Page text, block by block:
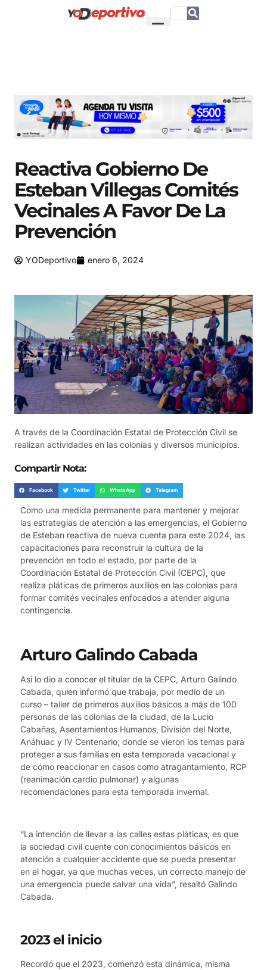
Reactiva Gobierno De
Esteban Villegas Comités
Vecinales A Favor De La
Prevención
YODeportivo enero 6, 2024
A través de la Coordinación Estatal de Protección Civil se
realizan actividades en las colonias y diversos municipios.
Compartir Nota:
Facebook Twitter WhatsApp Telegram
Como una medida permanente para mantener y mejorar
las estrategias de atención a las emergencias, el Gobierno
de Esteban reactiva de nueva cuenta para este 2024, las
capacitaciones para reconstruir la cultura de la
prevención en todo el estado, por parte de la
Coordinación Estatal de Protección Civil (CEPC), que
realiza pláticas de primeros auxilios en las colonias para
formar comités vecinales enfocados a atender alguna
contingencia.
Arturo Galindo Cabada
Así lo dio a conocer el titular de la CEPC, Arturo Galindo
Cabada, quien informó que trabaja, por medio de un
curso – taller de primeros auxilios básicos a más de 100
personas de las colonias de la ciudad, de la Lucio
Cabañas, Asentamientos Humanos, División del Norte,
Anáhuac y IV Centenario; donde se vieron los temas para
proteger a sus familias en esta temporada vacacional y
de cómo reaccionar en casos como atragantamiento, RCP
(reanimación cardio pulmonar) y algunas
recomendaciones para esta temporada invernal.
“La intención de llevar a las calles estas pláticas, es que
la sociedad civil cuente con conocimientos básicos en
atención a cualquier accidente que se pueda presentar
en el hogar, ya que muchas veces, un correcto manejo de
una emergencia puede salvar una vida”, resaltó Galindo
Cabada.
2023 el inicio
Recordó que el 2023, comenzó esta dinámica, misma